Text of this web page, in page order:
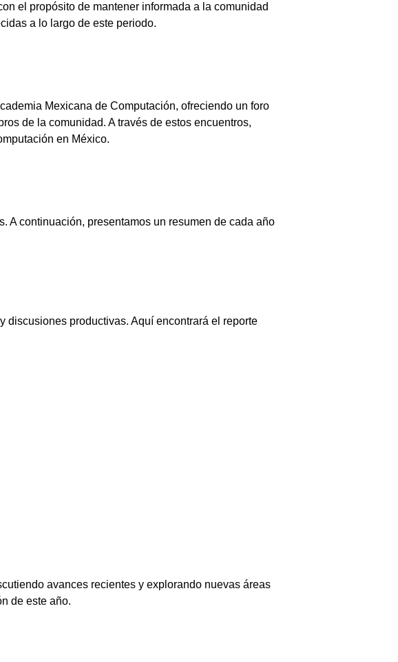
el propósito de mantener informada a la comunidad
a lo largo de este periodo.
Mexicana de Computación, ofreciendo un foro
de la comunidad. A través de estos encuentros,
en México.
A continuación, presentamos un resumen de cada año
discusiones productivas. Aquí encontrará el reporte
avances recientes y explorando nuevas áreas
de este año.